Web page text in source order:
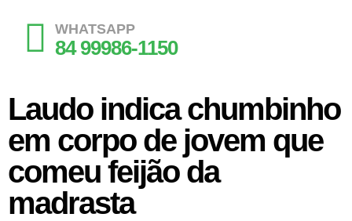
WHATSAPP
84 99986-1150
Laudo indica chumbinho
em corpo de jovem que
comeu feijão da
madrasta